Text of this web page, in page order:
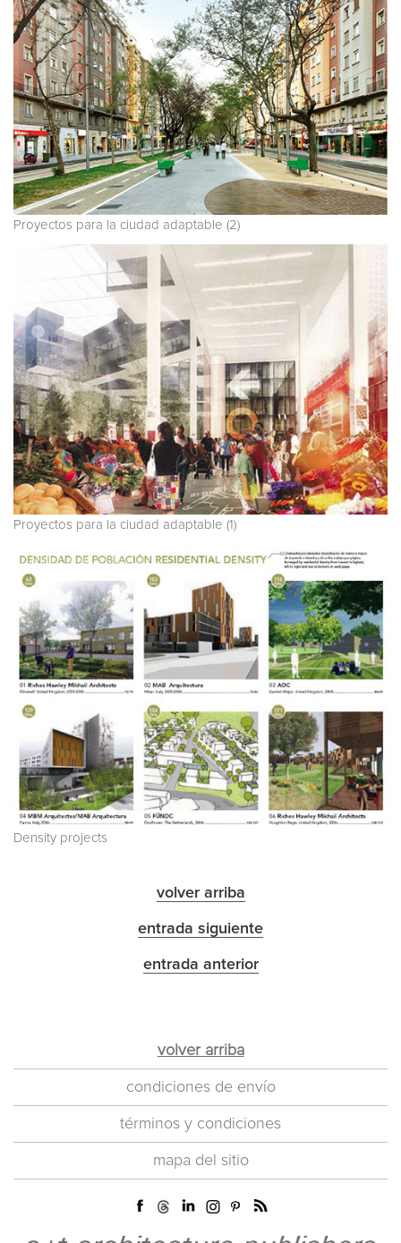
Proyectos para la ciudad adaptable (2)
Proyectos para la ciudad adaptable (1)
Density projects
volver arriba
entrada siguiente
entrada anterior
volver arriba
condiciones de envío
términos y condiciones
mapa del sitio